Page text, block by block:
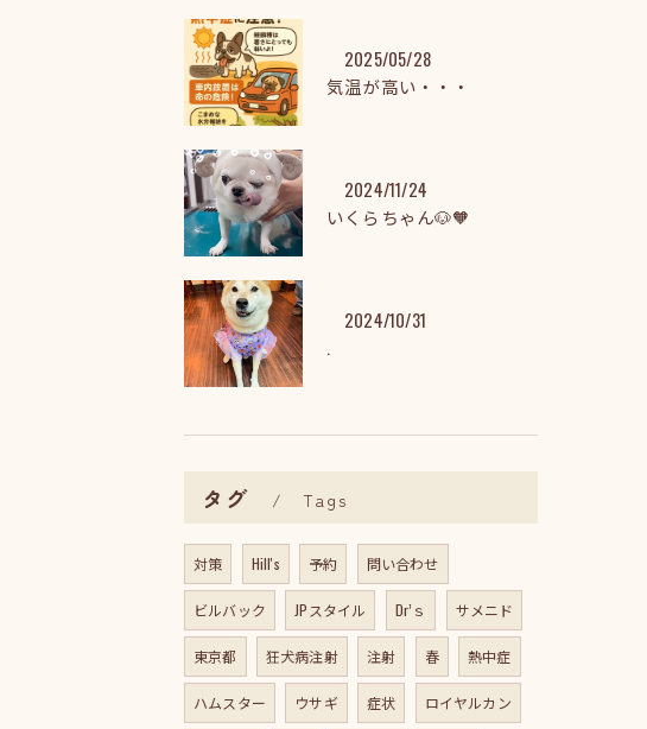
2025/05/28
気温が高い・・・
2024/11/24
いくらちゃん🐶🧡
2024/10/31
.
タグ Tags
対策 Hill's 予約 問い合わせ
ビルバック JPスタイル Dr’ｓ サメニド
東京都 狂犬病注射 注射 春 熱中症
ハムスター ウサギ 症状 ロイヤルカン